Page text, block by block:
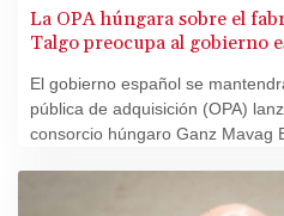
La OPA húngara sobre el
Talgo preocupa al gobierno
El gobierno español se
pública de adquisición (OPA)
consorcio húngaro Ganz Mavag